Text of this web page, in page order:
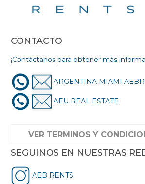
CONTACTO
¡Contáctanos para obtener más
ARGENTINA MIAMI
AEU REAL ESTATE
VER TERMINOS Y
SEGUINOS EN NUESTRAS
AEB RENTS